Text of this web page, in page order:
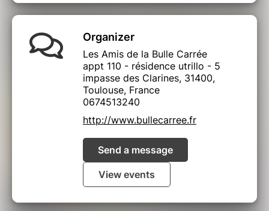
Organizer
Les Amis de la Bulle Carrée
appt 110 - résidence utrillo - 5
impasse des Clarines, 31400,
Toulouse, France
0674513240
http://www.bullecarree.fr
Send a message
View events